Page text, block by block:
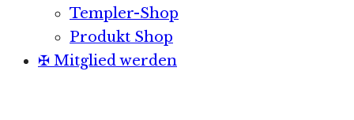
Templer-Shop
Produkt Shop
✠ Mitglied werden